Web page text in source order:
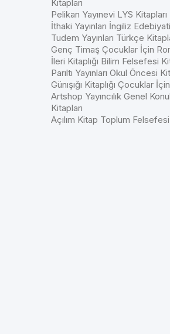
Kitapları
Pelikan Yayınevi LYS Kitapları
İthaki Yayınları İngiliz Edebiyati
Tudem Yayınları Türkçe
Genç Timaş Çocuklar İçin
İleri Kitaplığı Bilim Felsefesi
Parıltı Yayınları Okul Öncesi
Günışığı Kitaplığı Çocuklar
Artshop Yayıncılık Genel
Kitapları
Açılım Kitap Toplum Felsefesi